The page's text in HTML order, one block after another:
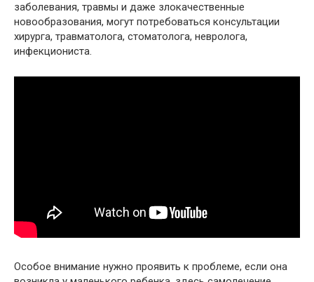
заболевания, травмы и даже злокачественные
новообразования, могут потребоваться консультации
хирурга, травматолога, стоматолога, невролога,
инфекциониста.
Особое внимание нужно проявить к проблеме, если она